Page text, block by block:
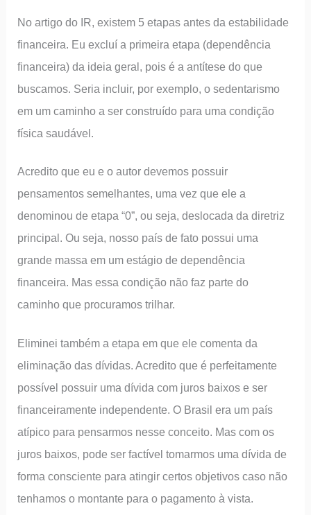
No artigo do IR, existem 5 etapas antes da estabilidade
financeira. Eu excluí a primeira etapa (dependência
financeira) da ideia geral, pois é a antítese do que
buscamos. Seria incluir, por exemplo, o sedentarismo
em um caminho a ser construído para uma condição
física saudável.
Acredito que eu e o autor devemos possuir
pensamentos semelhantes, uma vez que ele a
denominou de etapa “0”, ou seja, deslocada da diretriz
principal. Ou seja, nosso país de fato possui uma
grande massa em um estágio de dependência
financeira. Mas essa condição não faz parte do
caminho que procuramos trilhar.
Eliminei também a etapa em que ele comenta da
eliminação das dívidas. Acredito que é perfeitamente
possível possuir uma dívida com juros baixos e ser
financeiramente independente. O Brasil era um país
atípico para pensarmos nesse conceito. Mas com os
juros baixos, pode ser factível tomarmos uma dívida de
forma consciente para atingir certos objetivos caso não
tenhamos o montante para o pagamento à vista.